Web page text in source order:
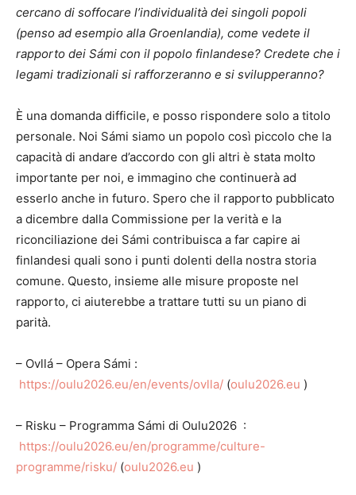
cercano di soffocare l’individualità dei singoli popoli
(penso ad esempio alla Groenlandia), come vedete il
rapporto dei Sámi con il popolo finlandese? Credete che i
legami tradizionali si rafforzeranno e si svilupperanno?
È una domanda difficile, e posso rispondere solo a titolo
personale. Noi Sámi siamo un popolo così piccolo che la
capacità di andare d’accordo con gli altri è stata molto
importante per noi, e immagino che continuerà ad
esserlo anche in futuro. Spero che il rapporto pubblicato
a dicembre dalla Commissione per la verità e la
riconciliazione dei Sámi contribuisca a far capire ai
finlandesi quali sono i punti dolenti della nostra storia
comune. Questo, insieme alle misure proposte nel
rapporto, ci aiuterebbe a trattare tutti su un piano di
parità.
– Ovllá – Opera Sámi :
https://oulu2026.eu/en/events/ovlla/ (oulu2026.eu )
– Risku – Programma Sámi di Oulu2026 :
https://oulu2026.eu/en/programme/culture-
programme/risku/ (oulu2026.eu )